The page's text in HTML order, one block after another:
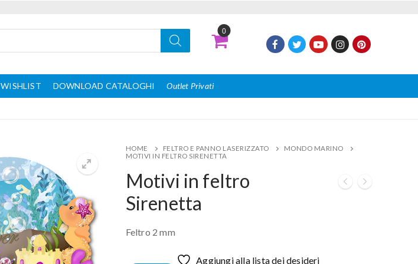
0
WISHLIST DOWNLOAD CATALOGHI Outlet Privati
HOME FELTRO E PANNO LASERIZZATO
MONDO MARINO
MOTIVI IN FELTRO SIRENETTA
Motivi in feltro
Sirenetta
Feltro 2 mm
Aggiungi alla lista dei desideri